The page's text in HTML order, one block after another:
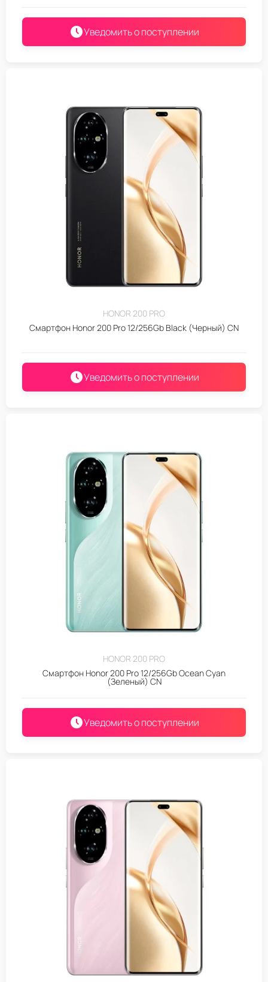
Уведомить о поступлении
HONOR 200 PRO
Смартфон Honor 200 Pro 12/256Gb Black (Черный) CN
Уведомить о поступлении
HONOR 200 PRO
Смартфон Honor 200 Pro 12/256Gb Ocean Cyan
(Зеленый) CN
Уведомить о поступлении